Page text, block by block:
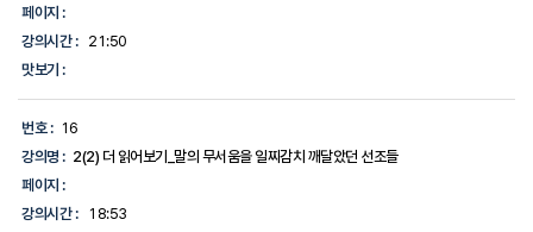
페이지 :
강의시간 :
21:50
맛보기 :
번호 : 16
강의명 : 2(2) 더 읽어보기_말의 무서움을 일찌감치 깨달았던 선조들
페이지 :
강의시간 :
18:53